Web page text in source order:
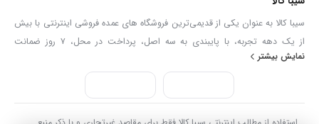
سیبا کالا به عنوان یکی از قدیمی‌ترین فروشگاه های عمده فروشی اینترنتی با بیش
از یک دهه تجربه، با پایبندی به سه اصل، پرداخت در محل، ۷ روز ضمانت
بازگشت کالا و تضمین اصل‌بودن کالا موفق شده تا همگام با فروشگاه‌های معتبر
جهان، به بزرگ‌ترین فروشگاه اینترنتی ایران تبدیل شود. به محض ورود به سایت
سیبا کالا با دنیایی از کالا رو به رو می‌شوید! هر آنچه که نیاز دارید و به ذهن شما
خطور می‌کند در اینجا پیدا خواهید کرد.
نمایش بیشتر